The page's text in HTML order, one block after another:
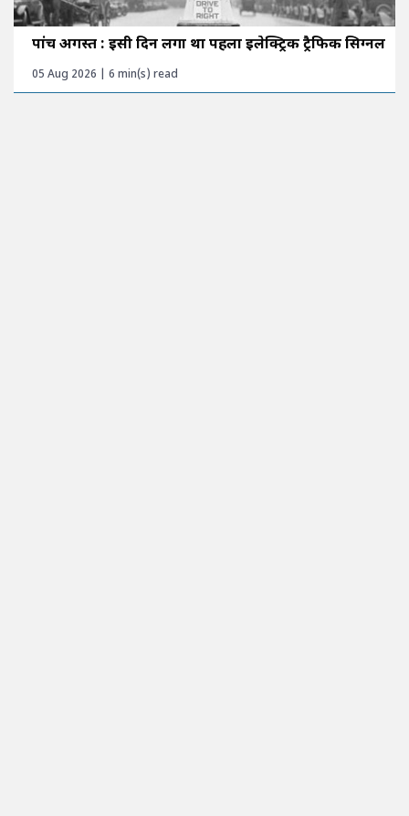
पांच अगस्त : इसी दिन लगा था पहला इलेक्ट्रिक ट्रैफिक सिग्नल
05 Aug 2026 | 6 min(s) read